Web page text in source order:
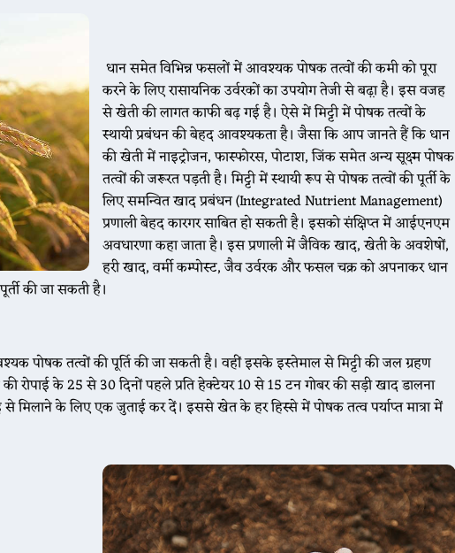
धान समेत विभिन्न फसलों में आवश्यक पोषक तत्वों की कमी को पूरा
करने के लिए रासायनिक उर्वरकों का उपयोग तेजी से बढ़़ा है। इस वजह
से खेती की लागत काफी बढ़ गई है। ऐसे में मिट्टी में पोषक तत्वों के
स्थायी प्रबंधन की बेहद आवश्यकता है। जैसा कि आप जानते हैं कि धान
की खेती में नाइट्रोजन, फास्फोरस, पोटाश, जिंक समेत अन्य सूक्ष्म पोषक
तत्वों की जरूरत पड़ती है। मिट्टी में स्थायी रूप से पोषक तत्वों की पूर्ती के
लिए समन्वित खाद प्रबंधन (Integrated Nutrient Management)
प्रणाली बेहद कारगर साबित हो सकती है। इसको संक्षिप्त में आईएनएम
अवधारणा कहा जाता है। इस प्रणाली में जैविक खाद, खेती के अवशेषों,
हरी खाद, वर्मी कम्पोस्ट, जैव उर्वरक और फसल चक्र को अपनाकर धान
की जा सकती है।
पोषक तत्वों की पूर्ति की जा सकती है। वहीं इसके इस्तेमाल से मिट्टी की जल ग्रहण
रोपाई के 25 से 30 दिनों पहले प्रति हेक्टेयर 10 से 15 टन गोबर की सड़ी खाद डालना
मिलाने के लिए एक जुताई कर दें। इससे खेत के हर हिस्से में पोषक तत्व पर्याप्त मात्रा में